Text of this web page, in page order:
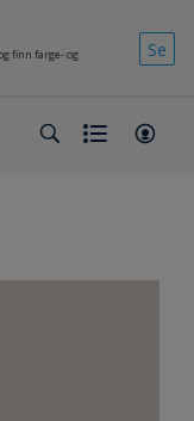
finn farge- og
Se